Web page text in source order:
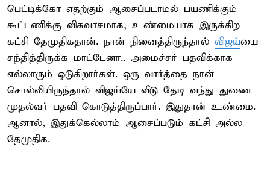
பெட்டிக்கோ எதற்கும் ஆசைப்படாமல் பயணிக்கும்
கூட்டணிக்கு விசுவாசமாக, உண்மையாக இருக்கிற
கட்சி தேமுதிகதான். நான் நினைத்திருந்தால் விஜய்யை
சந்தித்திருக்க மாட்டேனா.. அமைச்சர் பதவிக்காக
எல்லாரும் ஓடுகிறார்கள். ஒரு வார்த்தை நான்
சொல்லியிருந்தால் விஜய்யே வீடு தேடி வந்து துணை
முதல்வர் பதவி கொடுத்திருப்பார். இதுதான் உண்மை.
ஆனால், இதுக்கெல்லாம் ஆசைப்படும் கட்சி அல்ல
தேமுதிக.